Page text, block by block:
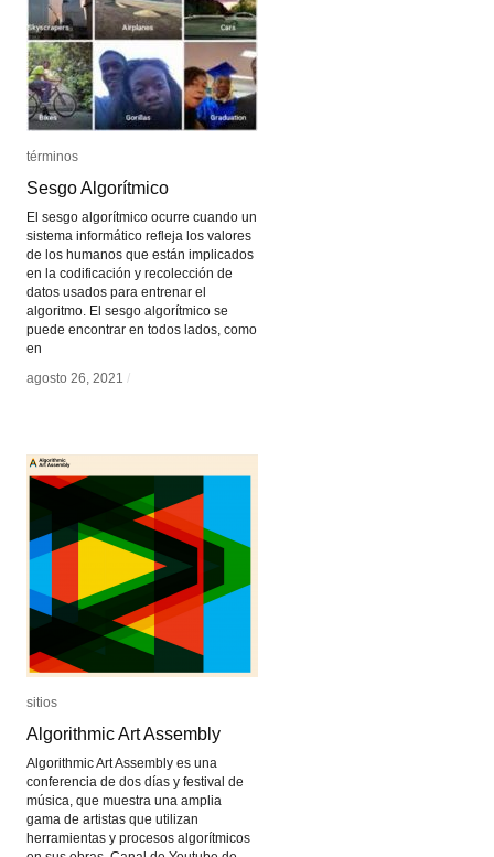
términos
Sesgo Algorítmico
El sesgo algorítmico ocurre cuando un
sistema informático refleja los valores
de los humanos que están implicados
en la codificación y recolección de
datos usados para entrenar el
algoritmo. El sesgo algorítmico se
puede encontrar en todos lados, como
en
agosto 26, 2021 /
términos
Sesgo Algorítmico
agosto 26, 2021 /
sitios
Algorithmic Art Assembly
Algorithmic Art Assembly es una
conferencia de dos días y festival de
música, que muestra una amplia
gama de artistas que utilizan
herramientas y procesos algorítmicos
sitios
Algorithmic Art Assembly